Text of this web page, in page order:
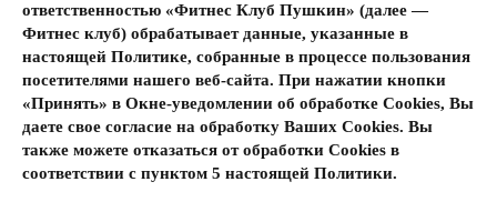
ответственностью «Фитнес Клуб Пушкин» (далее —
Фитнес клуб) обрабатывает данные, указанные в
настоящей Политике, собранные в процессе пользования
посетителями нашего веб-сайта. При нажатии кнопки
«Принять» в Окне-уведомлении об обработке Cookies, Вы
даете свое согласие на обработку Ваших Cookies. Вы
также можете отказаться от обработки Cookies в
соответствии с пунктом 5 настоящей Политики.